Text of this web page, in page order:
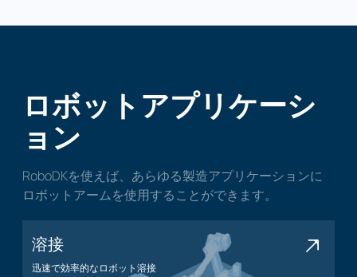
ロボットアプリケーシ
ョン
RoboDKを使えば、あらゆる製造アプリケーションに
ロボットアームを使用することができます。
溶接
迅速で効率的なロボット溶接